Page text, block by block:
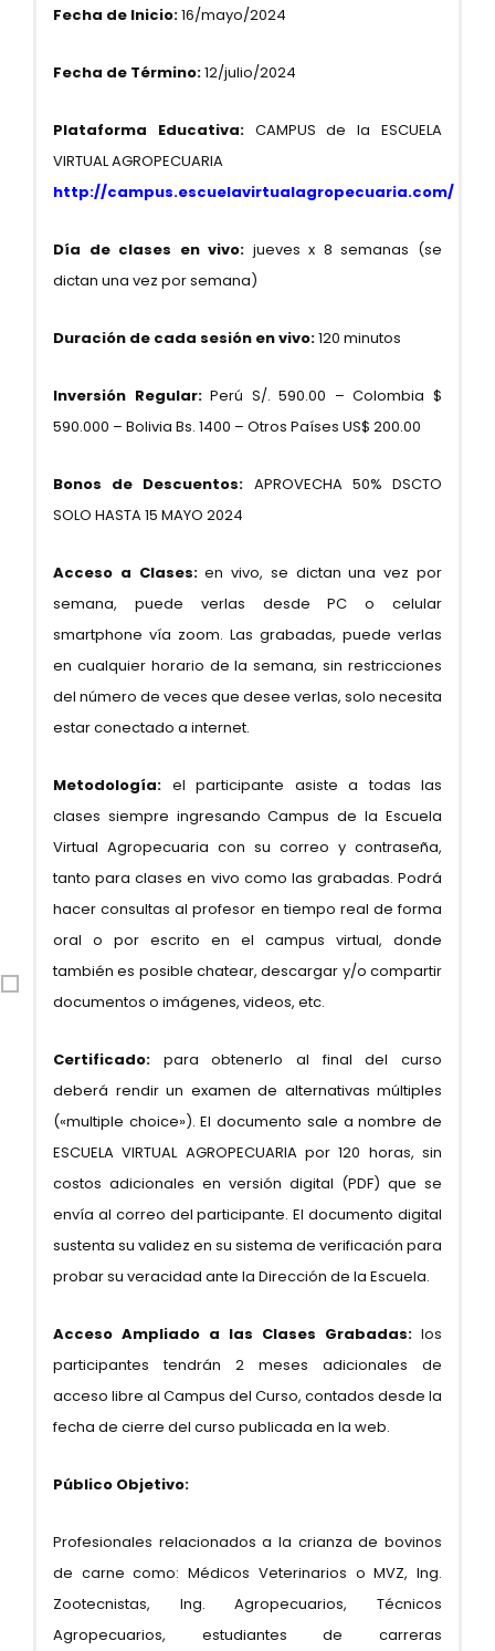
Fecha de Inicio:16/mayo/2024
Fecha de Término:12/julio/2024
Plataforma Educativa:CAMPUS de la ESCUELA
VIRTUAL AGROPECUARIA
http://campus.escuelavirtualagropecuaria.com/
Día de clases en vivo: jueves x 8 semanas (se
dictan una vez por semana)
Duración de cada sesión en vivo:120 minutos
Inversión Regular:Perú S/. 590.00 – Colombia $
590.000 – Bolivia Bs. 1400 – Otros Países US$ 200.00
Bonos de Descuentos: APROVECHA 50% DSCTO
SOLO HASTA 15 MAYO 2024
Acceso a Clases:en vivo, se dictan una vez por
semana, puede verlas desde PC o celular
smartphone vía zoom. Las grabadas, puede verlas
en cualquier horario de la semana, sin restricciones
del número de veces que desee verlas, solo necesita
estar conectado a internet.
Metodología: el participante asiste a todas las
clases siempre ingresando Campus de la Escuela
Virtual Agropecuaria con su correo y contraseña,
tanto para clases en vivo como las grabadas. Podrá
hacer consultas al profesor en tiempo real de forma
oral o por escrito en el campus virtual, donde
también es posible chatear, descargar y/o compartir
documentos o imágenes, videos, etc.
Certificado: para obtenerlo al final del curso
deberá rendir un examen de alternativas múltiples
(«multiple choice»). El documento sale a nombre de
ESCUELA VIRTUAL AGROPECUARIA por 120 horas, sin
costos adicionales en versión digital (PDF) que se
envía al correo del participante. El documento digital
sustenta su validez en su sistema de verificación para
probar su veracidad ante la Dirección de la Escuela.
Acceso Ampliado a las Clases Grabadas: los
participantes tendrán 2 meses adicionales de
acceso libre al Campus del Curso, contados desde la
fecha de cierre del curso publicada en la web.
Público Objetivo:
Profesionales relacionados a la crianza de bovinos
de carne como: Médicos Veterinarios o MVZ, Ing.
Zootecnistas, Ing. Agropecuarios, Técnicos
Agropecuarios, estudiantes de carreras